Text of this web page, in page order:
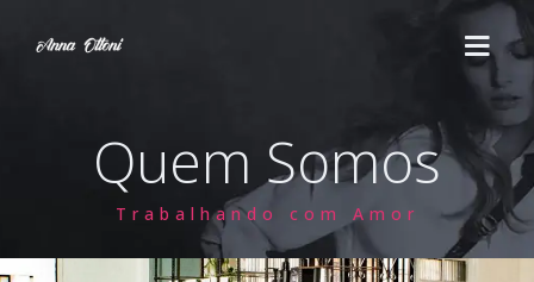
Quem Somos
Trabalhando com Amor